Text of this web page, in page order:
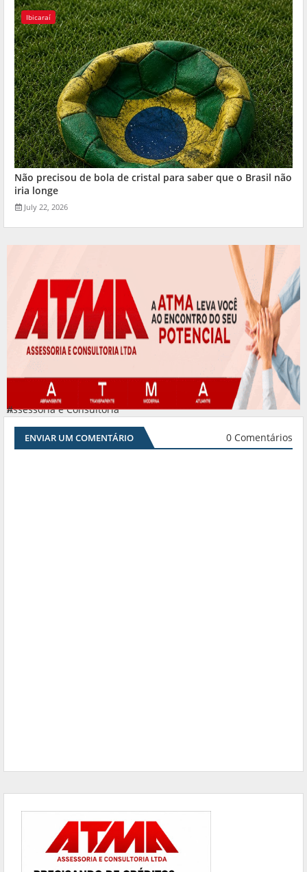
Ibicaraí
Não precisou de bola de cristal para saber que o Brasil não
iria longe
July 22, 2026
Assessoria e Consultoria
#
ENVIAR UM COMENTÁRIO 0 Comentários